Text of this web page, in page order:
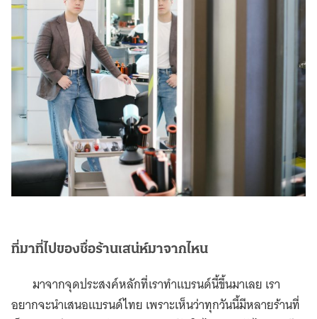
ที่มาที่ไปของชื่อร้านเสน่ห์มาจากไหน
มาจากจุดประสงค์หลักที่เราทำแบรนด์นี้ขึ้นมาเลย เรา
อยากจะนำเสนอแบรนด์ไทย เพราะเห็นว่าทุกวันนี้มีหลายร้านที่